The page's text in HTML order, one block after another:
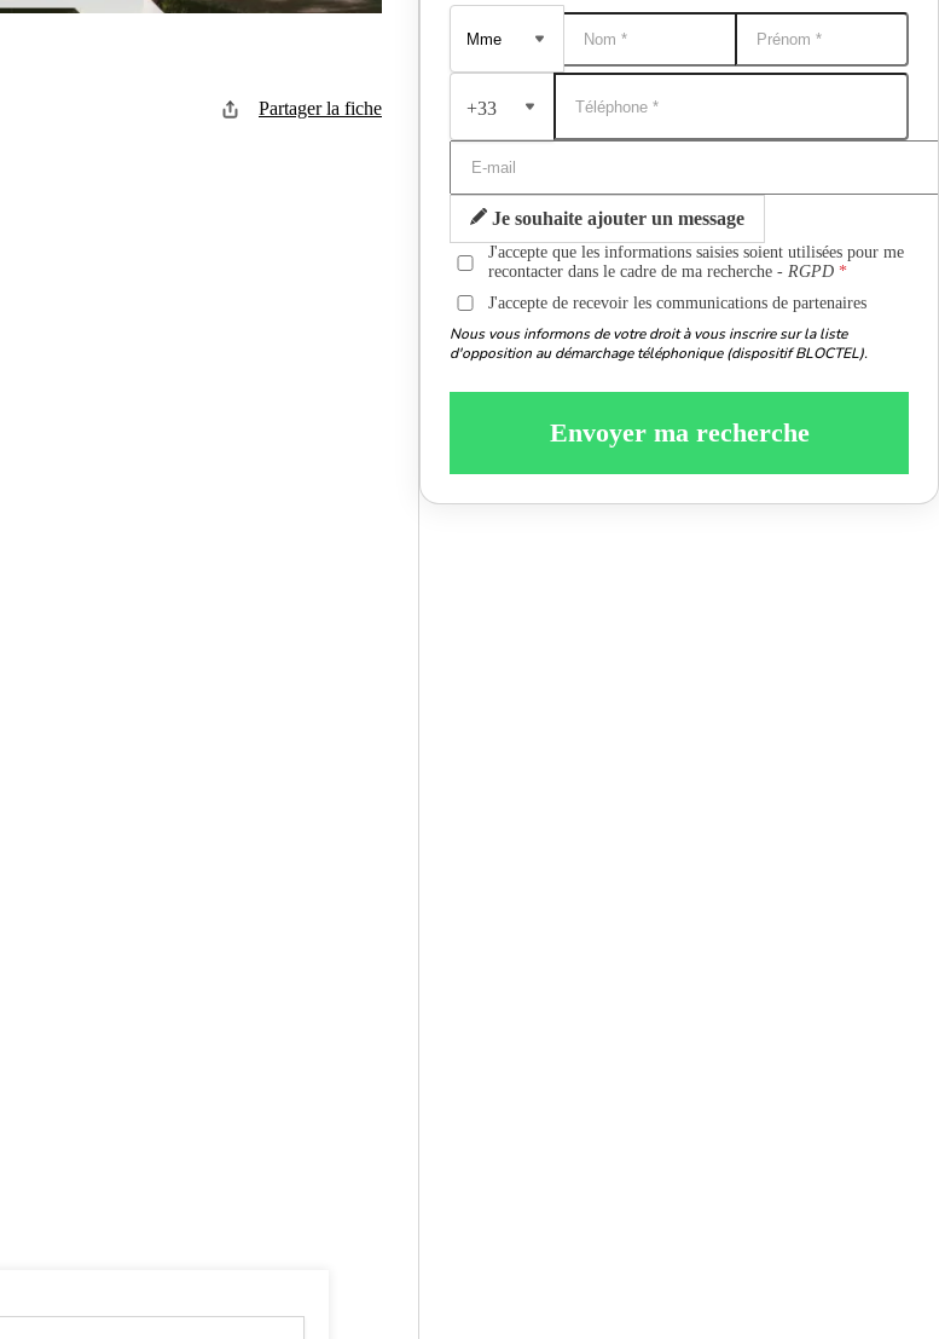
Partager la fiche +33
Je souhaite ajouter un message
J'accepte que les informations saisies soient utilisées pour me
recontacter dans le cadre de ma recherche -RGPD
J'accepte de recevoir les communications de partenaires
Nous vous informons de votre droit à vous inscrire sur la liste
d'opposition au démarchage téléphonique (dispositif BLOCTEL).
Envoyer ma recherche